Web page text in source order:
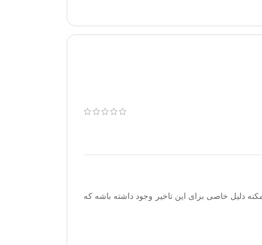
دلیل خاصی برای این تاخیر وجود داشته باشه که